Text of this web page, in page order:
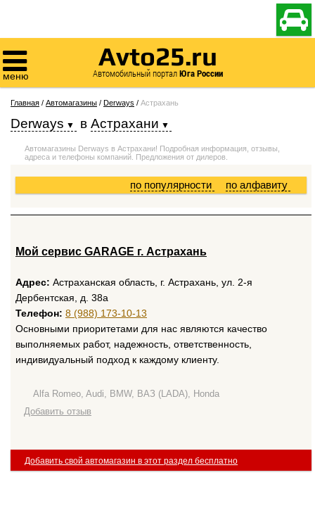


меню
Avto25.ru
Автомобильный порталЮга России
Главная / Автомагазины / Derways / Астрахань
Derways в Астрахани
Автомагазины Derways в Астрахани! Подробная информация, отзывы,
адреса и телефоны компаний. Предложения от дилеров.
по алфавиту
по популярности
Мой сервис GARAGE г. Астрахань
Адрес: Астраханская область, г. Астрахань, ул. 2-я
Дербентская, д. 38а
Телефон: 8 (988) 173-10-13
Основными приоритетами для нас являются качество
выполняемых работ, надежность, ответственность,
индивидуальный подход к каждому клиенту.
Alfa Romeo, Audi, BMW, ВАЗ (LADA), Honda
Добавить отзыв
Добавить свой автомагазин в этот раздел бесплатно